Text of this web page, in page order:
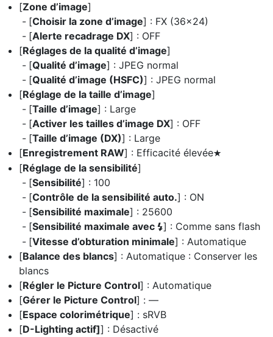
[Zone d’image]
[Choisir la zone d’image] : FX (36×24)
[Alerte recadrage DX] : OFF
[Réglages de la qualité d’image]
[Qualité d’image] : JPEG normal
[Qualité d’image (HSFC)] : JPEG normal
[Réglage de la taille d’image]
[Taille d’image] : Large
[Activer les tailles d’image DX] : OFF
[Taille d’image (DX)] : Large
[Enregistrement RAW] : Efficacité élevéem
[Réglage de la sensibilité]
[Sensibilité] : 100
[Contrôle de la sensibilité auto.] : ON
[Sensibilité maximale] : 25600
[Sensibilité maximale avec c] : Comme sans flash
[Vitesse d’obturation minimale] : Automatique
[Balance des blancs] : Automatique : Conserver les
blancs
[Régler le Picture Control] : Automatique
[Gérer le Picture Control] : —
[Espace colorimétrique] : sRVB
[D-Lighting actif]] : Désactivé